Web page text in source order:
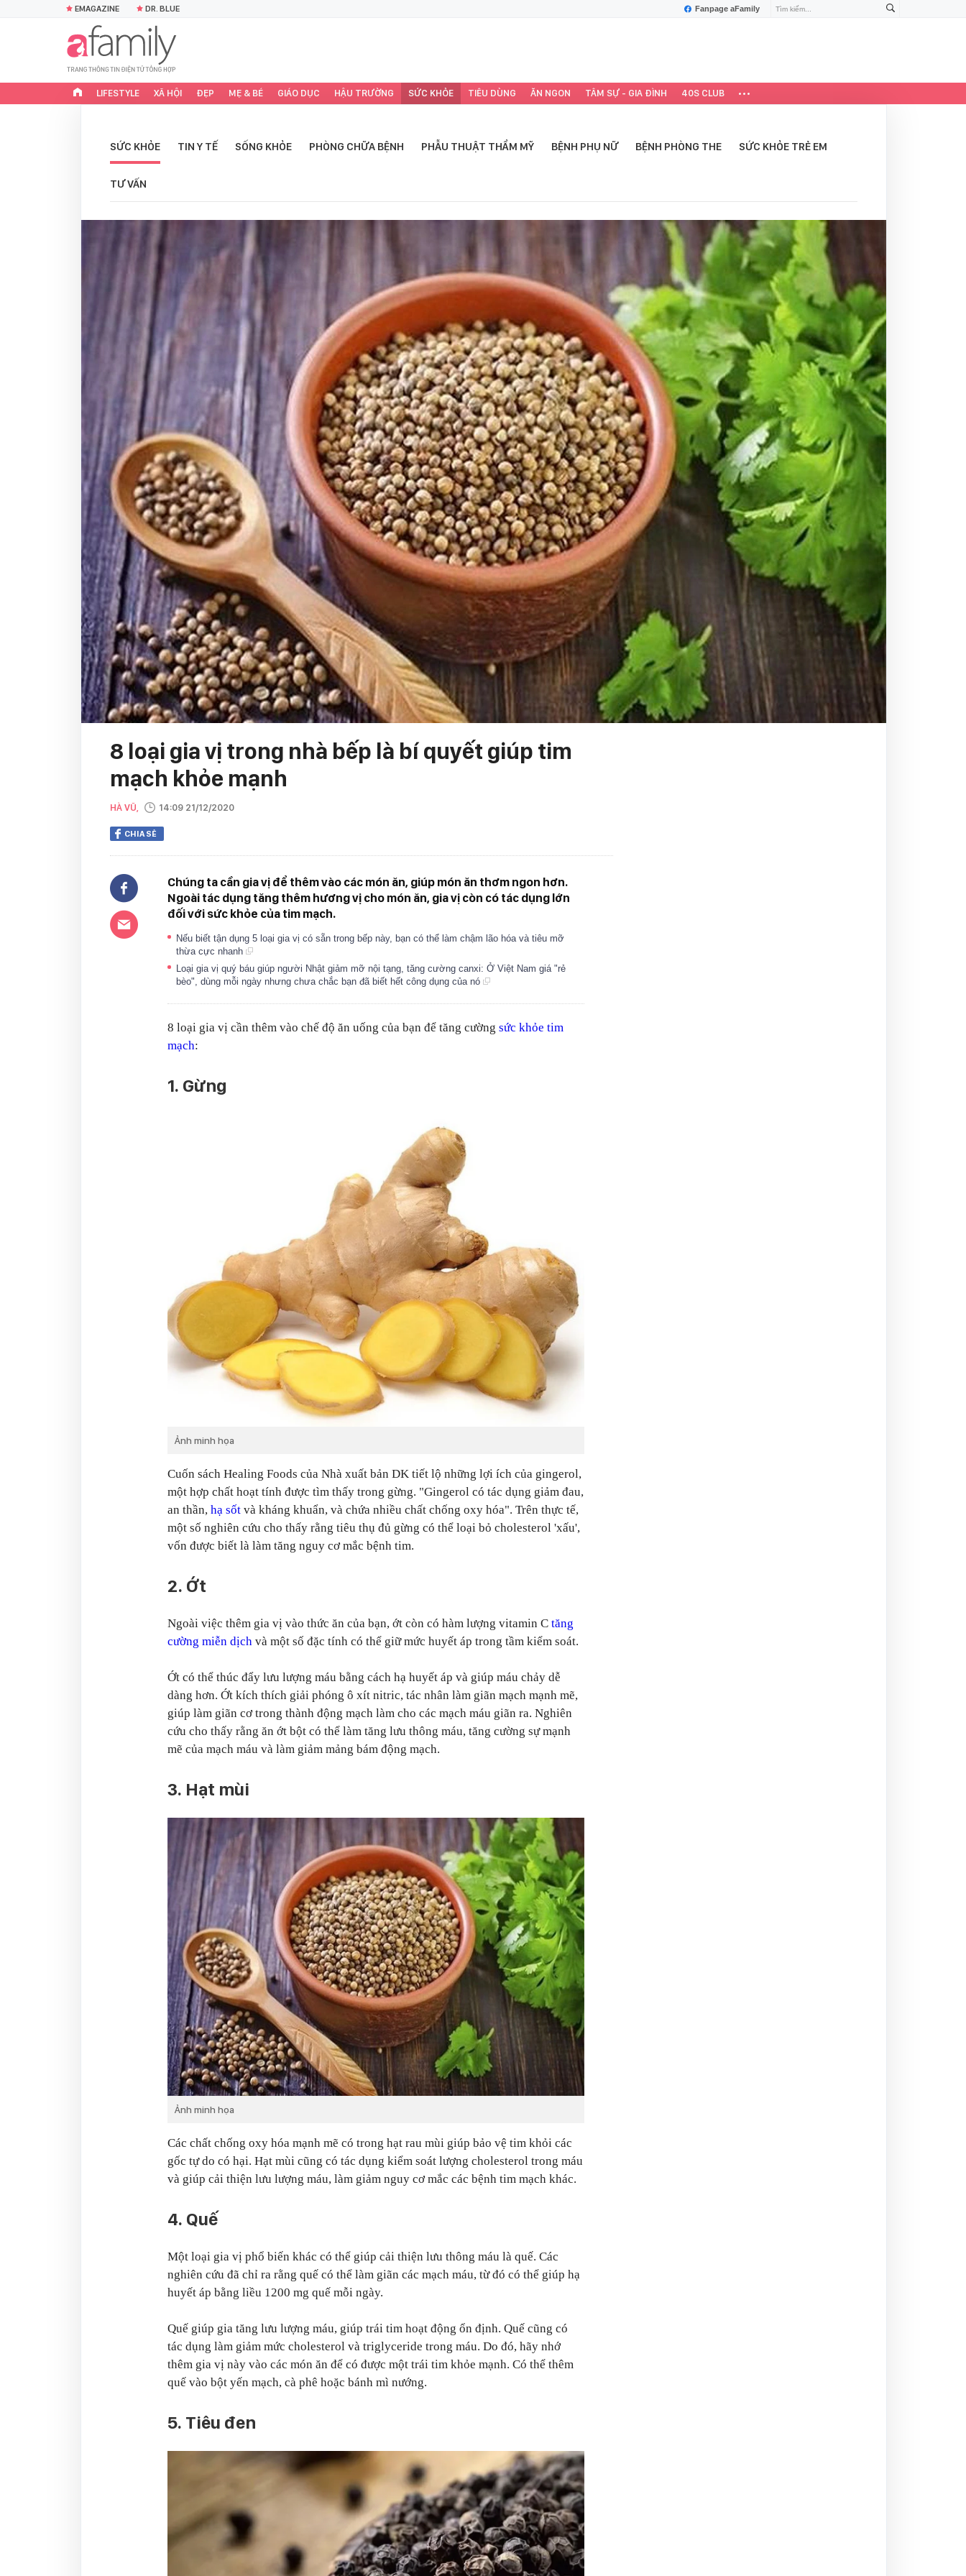
Fanpage aFamily
EMAGAZINE DR. BLUE
LIFESTYLE XÃ HỘI ĐẸP MẸ & BÉ GIÁO DỤC HẬU TRƯỜNG SỨC KHỎE TIÊU DÙNG ĂN NGON TÂM SỰ - GIA ĐÌNH 40S CLUB
SỨC KHỎE TIN Y TẾ SỐNG KHỎE PHÒNG CHỮA BỆNH PHẪU THUẬT THẨM MỸ BỆNH PHỤ NỮ BỆNH PHÒNG THE SỨC KHỎE TRẺ EM
TƯ VẤN
8 loại gia vị trong nhà bếp là bí quyết giúp tim
mạch khỏe mạnh
HÀ VŨ, 14:09 21/12/2020
CHIA SẺ
Chúng ta cần gia vị để thêm vào các món ăn, giúp món ăn thơm ngon hơn.
Ngoài tác dụng tăng thêm hương vị cho món ăn, gia vị còn có tác dụng lớn
đối với sức khỏe của tim mạch.
Nếu biết tận dụng 5 loại gia vị có sẵn trong bếp này, bạn có thể làm chậm lão hóa và tiêu mỡ
thừa cực nhanh
Loại gia vị quý báu giúp người Nhật giảm mỡ nội tạng, tăng cường canxi: Ở Việt Nam giá "rẻ
bèo", dùng mỗi ngày nhưng chưa chắc bạn đã biết hết công dụng của nó
8 loại gia vị cần thêm vào chế độ ăn uống của bạn để tăng cường sức khỏe tim
mạch:
1. Gừng
Ảnh minh họa
Cuốn sách Healing Foods của Nhà xuất bản DK tiết lộ những lợi ích của gingerol,
một hợp chất hoạt tính được tìm thấy trong gừng. "Gingerol có tác dụng giảm đau,
an thần, hạ sốt và kháng khuẩn, và chứa nhiều chất chống oxy hóa". Trên thực tế,
một số nghiên cứu cho thấy rằng tiêu thụ đủ gừng có thể loại bỏ cholesterol 'xấu',
vốn được biết là làm tăng nguy cơ mắc bệnh tim.
2. Ớt
Ngoài việc thêm gia vị vào thức ăn của bạn, ớt còn có hàm lượng vitamin C tăng
cường miễn dịch và một số đặc tính có thể giữ mức huyết áp trong tầm kiểm soát.
Ớt có thể thúc đẩy lưu lượng máu bằng cách hạ huyết áp và giúp máu chảy dễ
dàng hơn. Ớt kích thích giải phóng ô xít nitric, tác nhân làm giãn mạch mạnh mẽ,
giúp làm giãn cơ trong thành động mạch làm cho các mạch máu giãn ra. Nghiên
cứu cho thấy rằng ăn ớt bột có thể làm tăng lưu thông máu, tăng cường sự mạnh
mẽ của mạch máu và làm giảm mảng bám động mạch.
3. Hạt mùi
Ảnh minh họa
Các chất chống oxy hóa mạnh mẽ có trong hạt rau mùi giúp bảo vệ tim khỏi các
gốc tự do có hại. Hạt mùi cũng có tác dụng kiểm soát lượng cholesterol trong máu
và giúp cải thiện lưu lượng máu, làm giảm nguy cơ mắc các bệnh tim mạch khác.
4. Quế
Một loại gia vị phổ biến khác có thể giúp cải thiện lưu thông máu là quế. Các
nghiên cứu đã chỉ ra rằng quế có thể làm giãn các mạch máu, từ đó có thể giúp hạ
huyết áp bằng liều 1200 mg quế mỗi ngày.
Quế giúp gia tăng lưu lượng máu, giúp trái tim hoạt động ổn định. Quế cũng có
tác dụng làm giảm mức cholesterol và triglyceride trong máu. Do đó, hãy nhớ
thêm gia vị này vào các món ăn để có được một trái tim khỏe mạnh. Có thể thêm
quế vào bột yến mạch, cà phê hoặc bánh mì nướng.
5. Tiêu đen